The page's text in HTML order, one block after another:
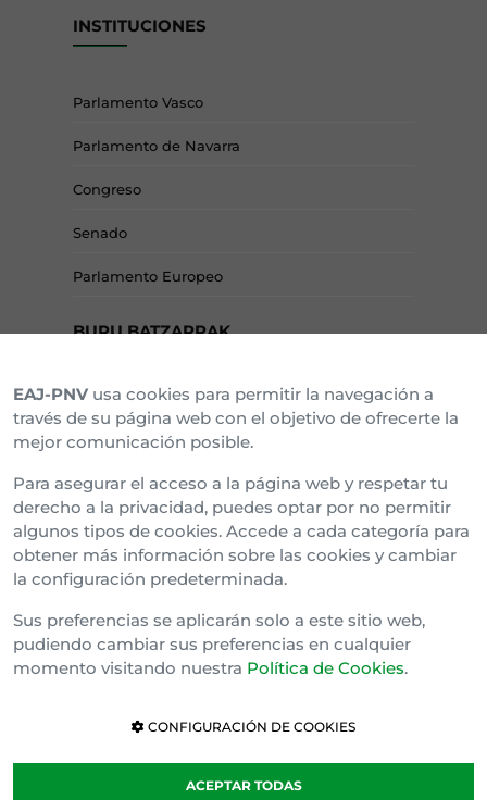
INSTITUCIONES
Parlamento Vasco
Parlamento de Navarra
Congreso
Senado
Parlamento Europeo
BURU BATZARRAK
Araba Buru Batzar
Bizkai Buru Batzar
Gipuzko Buru Batzar
Ipar Buru Batzar
Napar Buru Batzar
EAJ-PNV usa cookies para permitir la navegación a
través de su página web con el objetivo de ofrecerte la
mejor comunicación posible.
Para asegurar el acceso a la página web y respetar tu
derecho a la privacidad, puedes optar por no permitir
algunos tipos de cookies. Accede a cada categoría para
obtener más información sobre las cookies y cambiar
la configuración predeterminada.
Sus preferencias se aplicarán solo a este sitio web,
pudiendo cambiar sus preferencias en cualquier
momento visitando nuestra Política de Cookies.
CONFIGURACIÓN DE COOKIES
ACEPTAR TODAS